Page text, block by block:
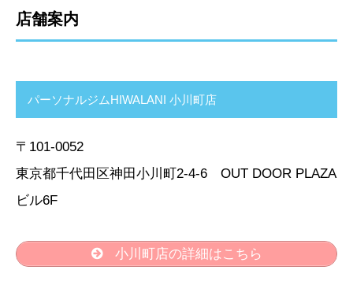
店舗案内
パーソナルジムHIWALANI 小川町店
〒101-0052
東京都千代田区神田小川町2-4-6 OUT DOOR PLAZA
ビル6F
小川町店の詳細はこちら